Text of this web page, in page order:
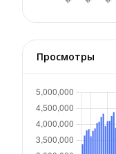
Просмотры